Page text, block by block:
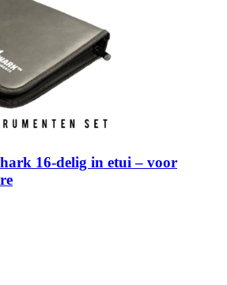
16-delig in etui – voor